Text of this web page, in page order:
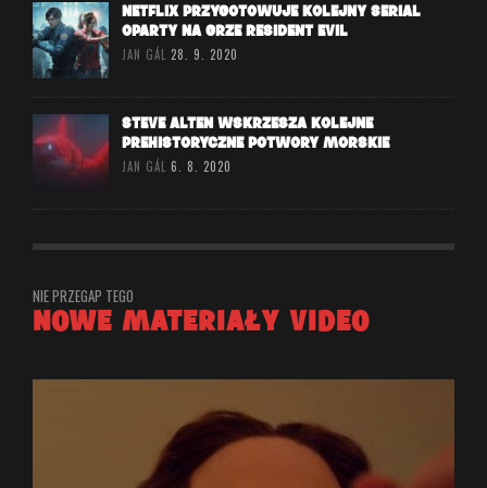
NETFLIX PRZYGOTOWUJE KOLEJNY SERIAL
OPARTY NA GRZE RESIDENT EVIL
JAN GÁL 28. 9. 2020
STEVE ALTEN WSKRZESZA KOLEJNE
PREHISTORYCZNE POTWORY MORSKIE
JAN GÁL 6. 8. 2020
NIE PRZEGAP TEGO
NOWE MATERIAŁY VIDEO